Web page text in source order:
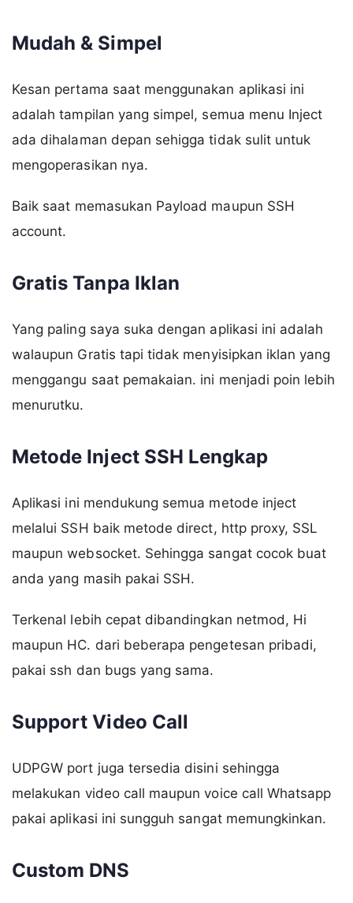
Mudah & Simpel
Kesan pertama saat menggunakan aplikasi ini
adalah tampilan yang simpel, semua menu Inject
ada dihalaman depan sehigga tidak sulit untuk
mengoperasikan nya.
Baik saat memasukan Payload maupun SSH
account.
Gratis Tanpa Iklan
Yang paling saya suka dengan aplikasi ini adalah
walaupun Gratis tapi tidak menyisipkan iklan yang
menggangu saat pemakaian. ini menjadi poin lebih
menurutku.
Metode Inject SSH Lengkap
Aplikasi ini mendukung semua metode inject
melalui SSH baik metode direct, http proxy, SSL
maupun websocket. Sehingga sangat cocok buat
anda yang masih pakai SSH.
Terkenal lebih cepat dibandingkan netmod, Hi
maupun HC. dari beberapa pengetesan pribadi,
pakai ssh dan bugs yang sama.
Support Video Call
UDPGW port juga tersedia disini sehingga
melakukan video call maupun voice call Whatsapp
pakai aplikasi ini sungguh sangat memungkinkan.
Custom DNS